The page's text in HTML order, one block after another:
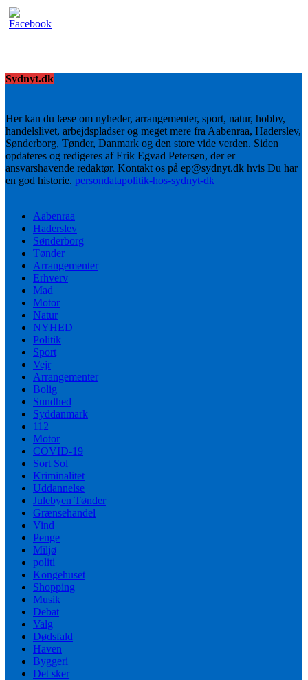
Sydnyt.dk
Her kan du læse om nyheder, arrangementer, sport, natur, hobby,
handelslivet, arbejdspladser og meget mere fra Aabenraa, Haderslev,
Sønderborg, Tønder, Danmark og den store vide verden. Siden
opdateres og redigeres af Erik Egvad Petersen, der er
ansvarshavende redaktør. Kontakt os på ep@sydnyt.dk hvis Du har
en god historie. persondatapolitik-hos-sydnyt-dk
Aabenraa
Haderslev
Sønderborg
Tønder
Arrangementer
Erhverv
Mad
Motor
Natur
NYHED
Politik
Sport
Vejr
Arrangementer
Bolig
Sundhed
Syddanmark
112
Motor
COVID-19
Sort Sol
Kriminalitet
Uddannelse
Julebyen Tønder
Grænsehandel
Vind
Penge
Miljø
politi
Kongehuset
Shopping
Musik
Debat
Valg
Dødsfald
Haven
Byggeri
Det sker